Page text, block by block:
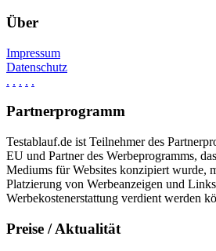
Über
Impressum
Datenschutz
. . . . .
Partnerprogramm
Testablauf.de ist Teilnehmer des
EU und Partner des Werbeprogramms,
Mediums für Websites konzipiert wurde,
Platzierung von Werbeanzeigen und
Werbekostenerstattung verdient werden
Preise / Aktualität